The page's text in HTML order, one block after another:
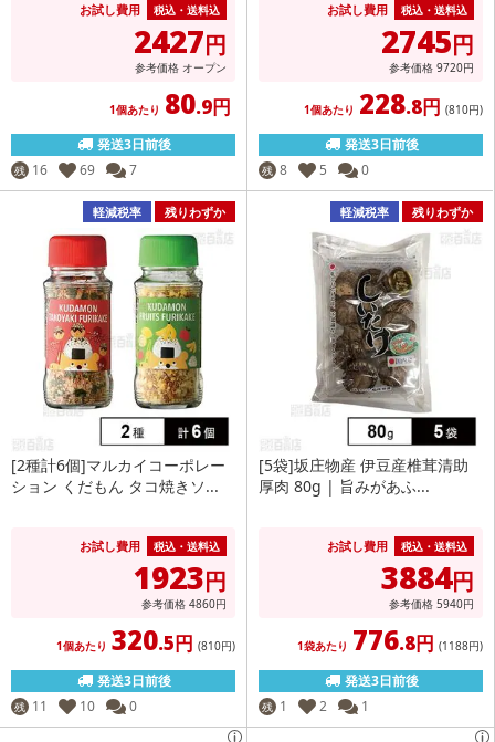
お試し費用 税込・送料込
2427円
参考価格 オープン
1個あたり 80.9円
発送3日前後
残 16 69 7
お試し費用 税込・送料込
2745円
参考価格 9720円
1個あたり 228.8円 (810円)
発送3日前後
残 8 5 0
軽減税率 残りわずか
[2種計6個]マルカイコーポレー
ション くだもん タコ焼きソ...
お試し費用 税込・送料込
1923円
参考価格 4860円
1個あたり 320.5円 (810円)
発送3日前後
残 11 10 0
軽減税率 残りわずか
[5袋]坂庄物産 伊豆産椎茸清助
厚肉 80g | 旨みがあふ...
お試し費用 税込・送料込
3884円
参考価格 5940円
1袋あたり 776.8円 (1188円)
発送3日前後
残 1 2 1